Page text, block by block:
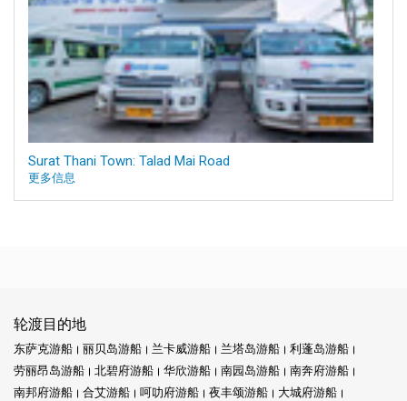
Surat Thani Town: Talad Mai Road
更多信息
轮渡目的地
东萨克游船 丽贝岛游船 兰卡威游船 兰塔岛游船
利蓬岛游船
劳丽昂岛游船
北碧府游船 华欣游船 南园岛游船
南奔府游船
南邦府游船
合艾游船 呵叻府游船 夜丰颂游船
大城府游船